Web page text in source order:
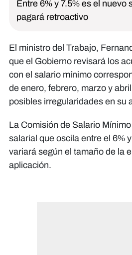
Entre 6% y 7.5% es el nuevo
pagará retroactivo
El ministro del Trabajo,
que el Gobierno revisará los
con el salario mínimo
de enero, febrero, marzo y
posibles irregularidades en su
La Comisión de Salario
salarial que oscila entre el 6%
variará según el tamaño de la
aplicación.